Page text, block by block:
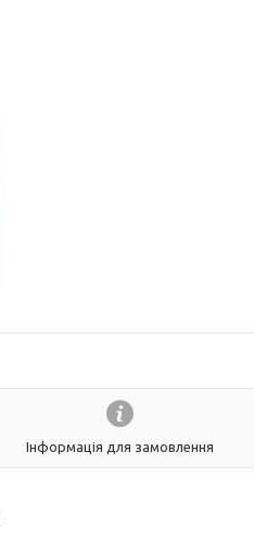
Інформація для замовлення